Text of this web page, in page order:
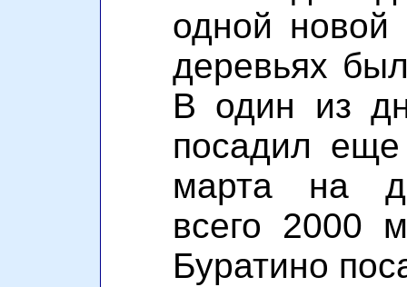
одной
деревьях
В один из
посадил
марта на
всего 2000
Буратино